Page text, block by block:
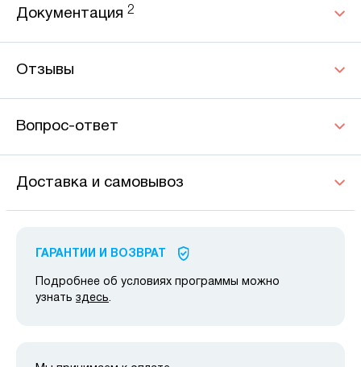
Документация 2
Отзывы
Вопрос-ответ
Доставка и самовывоз
ГАРАНТИИ И ВОЗВРАТ
Подробнее об условиях программы можно
узнать здесь.